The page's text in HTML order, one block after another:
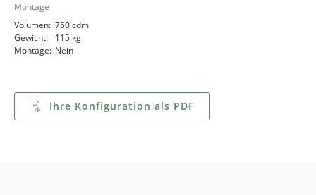
Montage
Volumen: 750 cdm
Gewicht:
115 kg
Montage: Nein
Ihre Konfiguration als PDF